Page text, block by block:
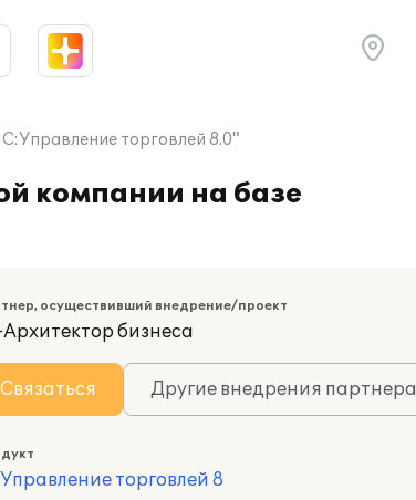
торговлей 8.0"
компании на базе
осуществивший внедрение/проект
бизнеса
Связаться Другие внедрения партнера
торговлей 8